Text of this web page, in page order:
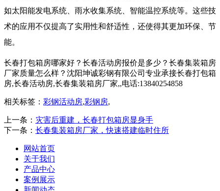
如太阳能发电系统、雨水收集系统、智能温控系统等。这些技
术的应用不仅提高了实用性和舒适性，还使得其更加环保、节
能。
长春打包箱房哪家好？长春活动房报价是多少？长春集装箱房
厂家质量怎么样？沈阳坤诚彩钢有限公司专业承接长春打包箱
房,长春活动房,长春集装箱房厂家,,电话:13840254858
相关标签： 彩钢活动房,彩钢房,
上一条： 灾害后重建，长春打包箱房显身手
下一条： 长春集装箱房厂家，快速搭建临时住所
网站首页
关于我们
产品中心
案例展示